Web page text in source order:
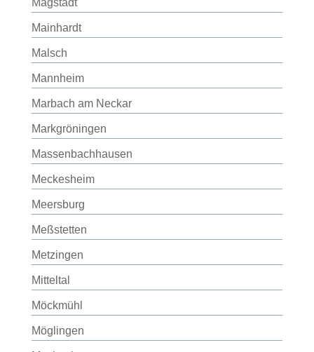
Magstadt
Mainhardt
Malsch
Mannheim
Marbach am Neckar
Markgröningen
Massenbachhausen
Meckesheim
Meersburg
Meßstetten
Metzingen
Mitteltal
Möckmühl
Möglingen